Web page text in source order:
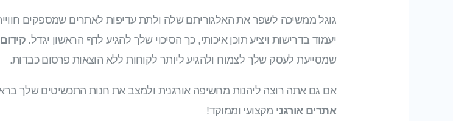
גוגל ממשיכה לשפר את האלגוריתם שלה ולתת עדיפות לאתרים שמספקים
יעמוד בדרישות ויציע תוכן איכותי, כך הסיכוי שלך להגיע לדף הראשון יגדל.
שמסייעת לעסק שלך לצמוח ולהגיע ליותר לקוחות ללא הוצאות פרסום כבדות.
אם גם אתה רוצה ליהנות מחשיפה אורגנית ולמצב את חנות התכשיטים שלך
אתרים אורגני מקצועי וממוקד!